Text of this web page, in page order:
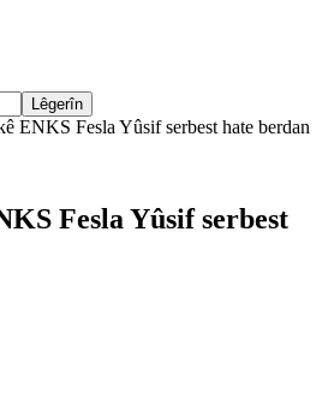
ENKS Fesla Yûsif serbest hate berdan
Fesla Yûsif serbest